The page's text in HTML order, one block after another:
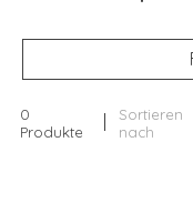
0
Produkte
Sortieren
nach